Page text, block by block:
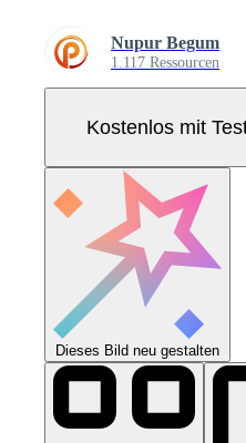
Nupur Begum
1.117 Ressourcen
Kostenlos mit
Dieses Bild neu gestalten